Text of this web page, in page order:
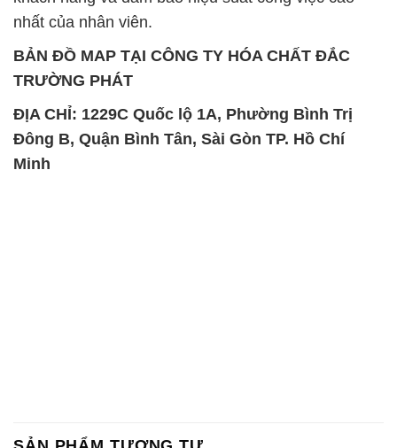
ĐỊA CHỈ: 1229C Quốc lộ 1A, Phường Bình Trị
Đông B, Quận Bình Tân, Sài Gòn TP. Hồ Chí
Minh